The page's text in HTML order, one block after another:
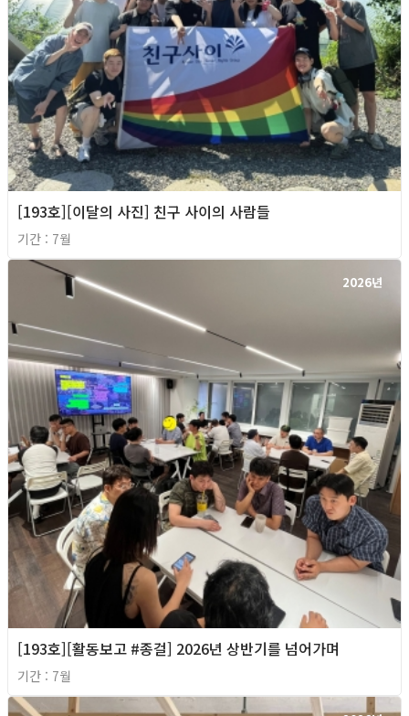
[193호][이달의 사진] 친구 사이의 사람들
기간 : 7월
2026년
[193호][활동보고 #종걸] 2026년 상반기를 넘어가며
기간 : 7월